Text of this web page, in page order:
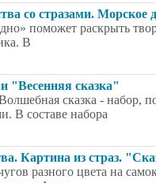
со стразами. Морское
поможет раскрыть
В
"Весенняя сказка"
сказка - набор,
В составе набора
Картина из страз.
разного цвета на